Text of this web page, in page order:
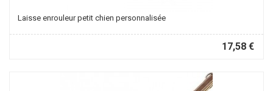
Laisse enrouleur petit chien personnalisée
17,58 €